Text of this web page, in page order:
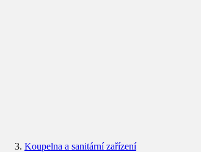
Koupelna a sanitární zařízení